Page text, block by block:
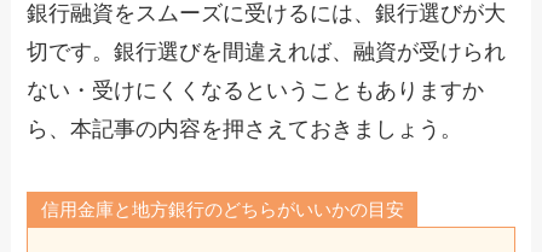
銀行融資をスムーズに受けるには、銀行選びが大
切です。銀行選びを間違えれば、融資が受けられ
ない・受けにくくなるということもありますか
ら、本記事の内容を押さえておきましょう。
信用金庫と地方銀行のどちらがいいかの目安